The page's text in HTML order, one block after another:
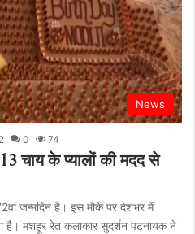
News
0 74
चाय के प्यालों की मदद से
जन्मदिन है। इस मौके पर देशभर में
है। मशहूर रेत कलाकार सुदर्शन पटनायक ने